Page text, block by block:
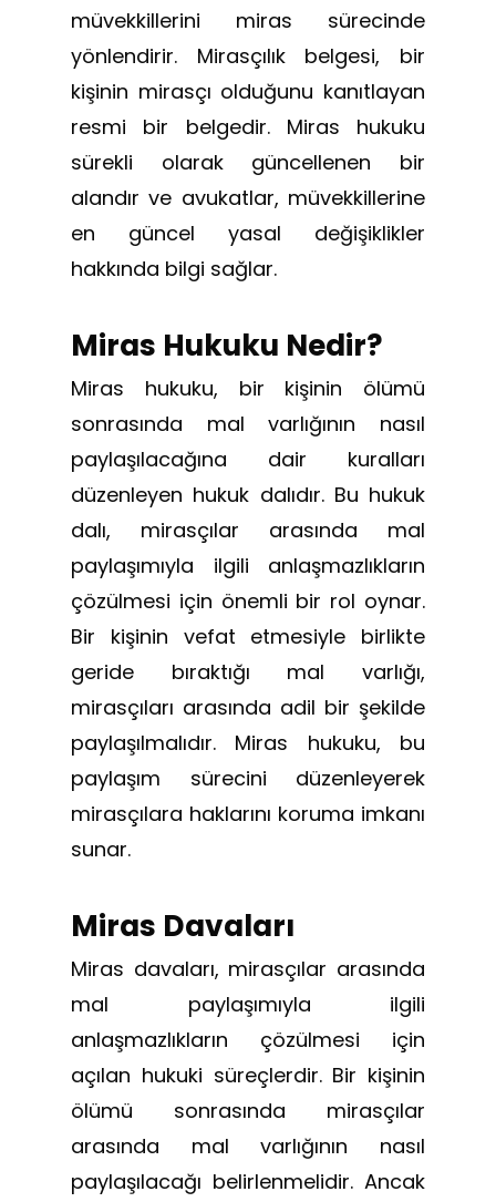
müvekkillerini miras sürecinde
yönlendirir. Mirasçılık belgesi, bir
kişinin mirasçı olduğunu kanıtlayan
resmi bir belgedir. Miras hukuku
sürekli olarak güncellenen bir
alandır ve avukatlar, müvekkillerine
en güncel yasal değişiklikler
hakkında bilgi sağlar.
Miras Hukuku Nedir?
Miras hukuku, bir kişinin ölümü
sonrasında mal varlığının nasıl
paylaşılacağına dair kuralları
düzenleyen hukuk dalıdır. Bu hukuk
dalı, mirasçılar arasında mal
paylaşımıyla ilgili anlaşmazlıkların
çözülmesi için önemli bir rol oynar.
Bir kişinin vefat etmesiyle birlikte
geride bıraktığı mal varlığı,
mirasçıları arasında adil bir şekilde
paylaşılmalıdır. Miras hukuku, bu
paylaşım sürecini düzenleyerek
mirasçılara haklarını koruma imkanı
sunar.
Miras Davaları
Miras davaları, mirasçılar arasında
mal paylaşımıyla ilgili
anlaşmazlıkların çözülmesi için
açılan hukuki süreçlerdir. Bir kişinin
ölümü sonrasında mirasçılar
arasında mal varlığının nasıl
paylaşılacağı belirlenmelidir. Ancak